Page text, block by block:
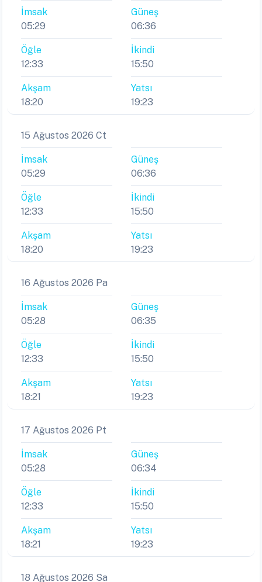
İmsak
05:29
Güneş
06:36
Öğle
12:33
İkindi
15:50
Akşam
18:20
Yatsı
19:23
15 Ağustos 2026 Ct
İmsak
05:29
Güneş
06:36
Öğle
12:33
İkindi
15:50
Akşam
18:20
Yatsı
19:23
16 Ağustos 2026 Pa
İmsak
05:28
Güneş
06:35
Öğle
12:33
İkindi
15:50
Akşam
18:21
Yatsı
19:23
17 Ağustos 2026 Pt
İmsak
05:28
Güneş
06:34
Öğle
12:33
İkindi
15:50
Akşam
18:21
Yatsı
19:23
18 Ağustos 2026 Sa